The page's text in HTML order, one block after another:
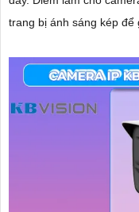
trang bị ánh sáng kép để